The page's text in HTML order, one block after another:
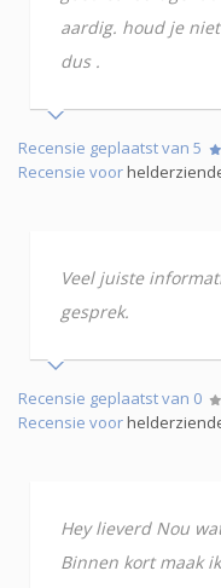
aardig. houd je
dus .
Recensie geplaatst van 5
Recensie voor
Veel juiste
gesprek.
Recensie geplaatst van 0
Recensie voor
Hey lieverd Nou
Binnen kort maak